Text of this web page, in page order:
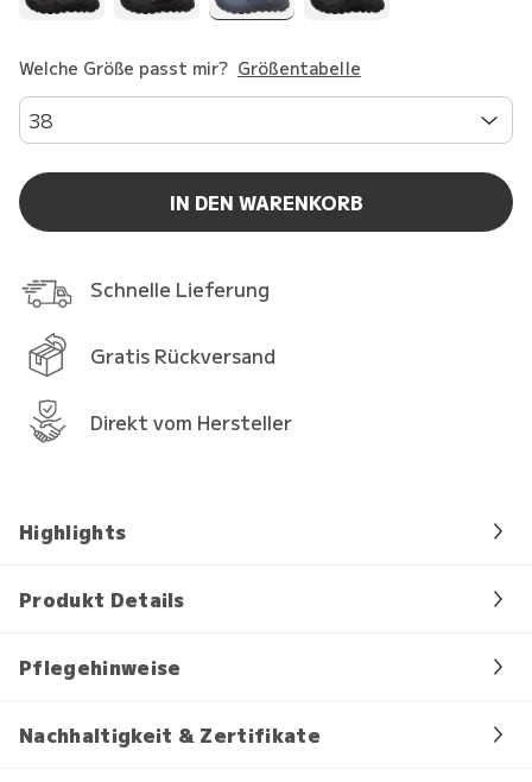
Welche Größe passt mir? Größentabelle
38
IN DEN WARENKORB
Schnelle Lieferung
Gratis Rückversand
Direkt vom Hersteller
Highlights
Produkt Details
Pflegehinweise
Nachhaltigkeit & Zertifikate